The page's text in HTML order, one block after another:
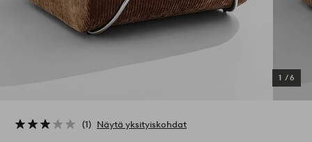
1 /6
1 Näytä yksityiskohdat